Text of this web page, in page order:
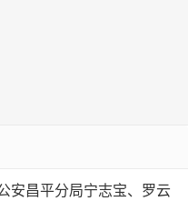
安昌平分局宁志宝、罗云